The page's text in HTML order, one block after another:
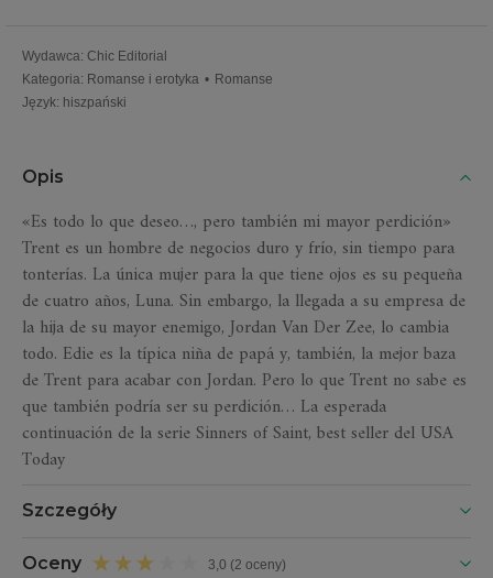
Wydawca: Chic Editorial
Kategoria: Romanse i erotyka • Romanse
Język: hiszpański
Opis
«Es todo lo que deseo…, pero también mi mayor perdición»
Trent es un hombre de negocios duro y frío, sin tiempo para
tonterías. La única mujer para la que tiene ojos es su pequeña
de cuatro años, Luna. Sin embargo, la llegada a su empresa de
la hija de su mayor enemigo, Jordan Van Der Zee, lo cambia
todo. Edie es la típica niña de papá y, también, la mejor baza
de Trent para acabar con Jordan. Pero lo que Trent no sabe es
que también podría ser su perdición… La esperada
continuación de la serie Sinners of Saint, best seller del USA
Today
Szczegóły
Oceny 3,0 (2 oceny)